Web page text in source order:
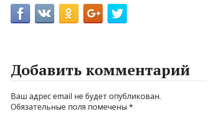
Добавить комментарий
Ваш адрес email не будет опубликован.
Обязательные поля помечены*